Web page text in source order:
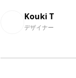
Kouki T
デザイナー